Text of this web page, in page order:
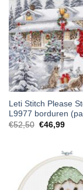
Leti Stitch Please
L9977 borduren
€52,50 €46,99